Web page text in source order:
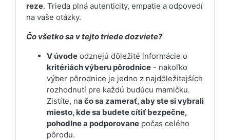
reze. Trieda plná autenticity, empatie a odpovedí
na vaše otázky.
Čo všetko sa v tejto triede dozviete?
V úvode odznejú dôležité informácie o
kritériách výberu pôrodnice - nakoľko
výber pôrodnice je jedno z najdôležitejších
rozhodnutí pre každú budúcu mamičku.
Zistíte, na čo sa zamerať, aby ste si vybrali
miesto, kde sa budete cítiť bezpečne,
pohodlne a podporovane počas celého
pôrodu.